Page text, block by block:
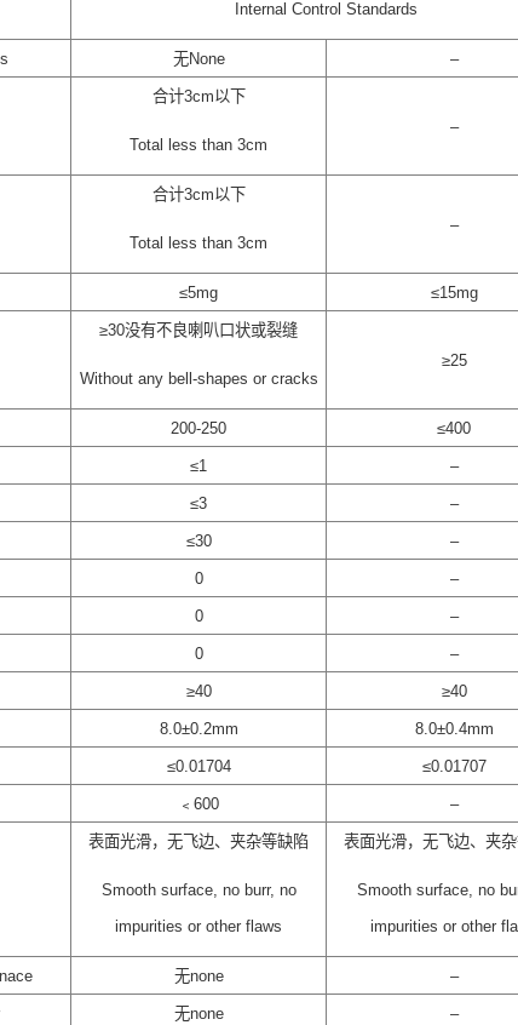
Internal Control Standards
无None –
合计3cm以下
Total less than 3cm
–
合计3cm以下
Total less than 3cm
–
≤5mg ≤15mg
≥30没有不良喇叭口状或裂缝
Without any bell-shapes or cracks
≥25
200-250 ≤400
≤1 –
≤3 –
≤30 –
0 –
0 –
0 –
≥40 ≥40
8.0±0.2mm 8.0±0.4mm
≤0.01704 ≤0.01707
﹤600 –
表面光滑，无飞边、夹杂等缺陷
Smooth surface, no burr, no
impurities or other flaws
表面光滑，无飞边、夹
Smooth surface, no
impurities or other
无none –
无none –